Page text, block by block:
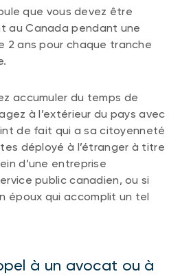
que vous devez être
au Canada pendant une
2 ans pour chaque tranche
accumuler du temps de
à l’extérieur du pays avec
de fait qui a sa citoyenneté
déployé à l’étranger à titre
d’une entreprise
public canadien, ou si
époux qui accomplit un tel
à un avocat ou à